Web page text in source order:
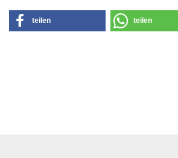
teilen teilen